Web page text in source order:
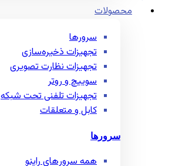
محصولات
سرورها
تجهیزات ذخیره‌سازی
تجهیزات نظارت تصویری
سوییچ و روتر
تجهیزات تلفنی تحت شبکه
کابل و متعلقات
سرورها
همه سرور‌های راینو